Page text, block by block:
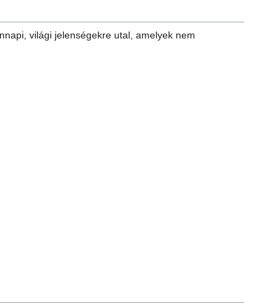
világi jelenségekre utal, amelyek nem